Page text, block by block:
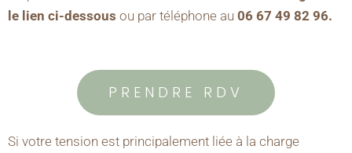
le lien ci-dessous ou par téléphone au 06 67 49 82 96.
PRENDRE RDV
Si votre tension est principalement liée à la charge